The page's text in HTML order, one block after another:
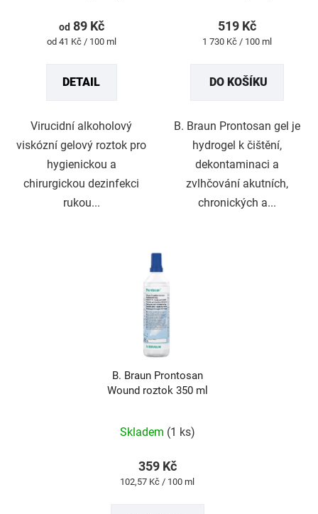
z
5
hvězdiček.
od 89 Kč
Měrná
od 41 Kč / 100 ml
DETAIL
Virucidní alkoholový
viskózní gelový roztok pro
hygienickou a
chirurgickou dezinfekci
rukou...
hvězdiček.
519 Kč
Měrná
1 730 Kč / 100 ml
DO KOŠÍKU
B. Braun Prontosan gel je
hydrogel k čištění,
dekontaminaci a
zvlhčování akutních,
chronických a...
B. Braun Prontosan
Wound roztok 350 ml
produktu
hvězdiček.
Skladem (1 ks)
359 Kč
Měrná
102,57 Kč / 100 ml